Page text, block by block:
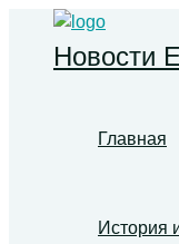
Перейти
содержимому
Новости
Главная
История